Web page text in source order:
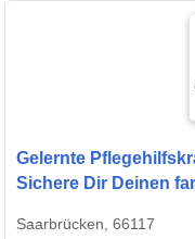
Gelernte
Sichere Dir Deinen
Saarbrücken, 66117